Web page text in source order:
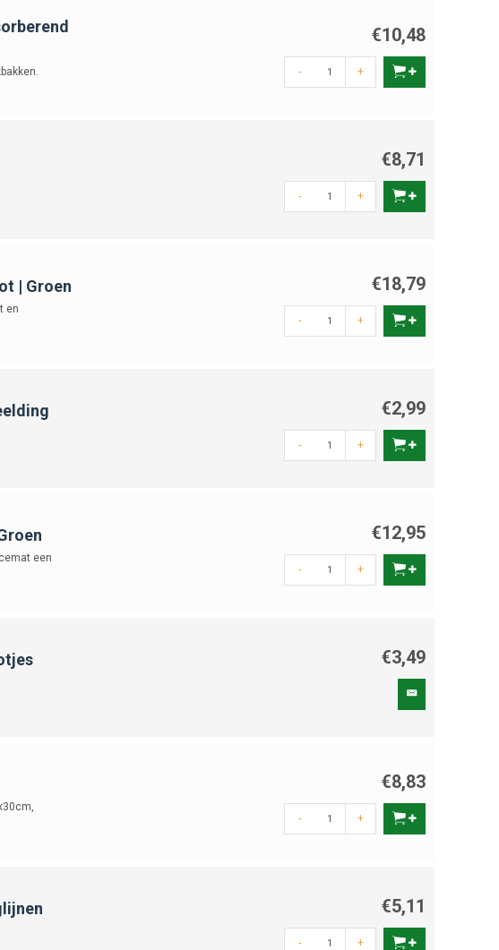
€10,48
- +
€8,71
- +
| Groen
en
€18,79
- +
€2,99
- +
een
€12,95
- +
€3,49
€8,83
- +
€5,11
- +